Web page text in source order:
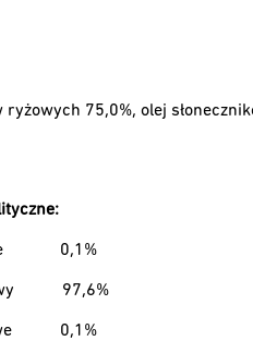
ryżowych 75,0%, olej
0,1%
97,6%
0,1%